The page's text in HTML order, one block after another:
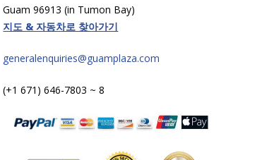
Guam 96913 (in Tumon Bay)
지도 & 자동차로 찾아가기
generalenquiries@guamplaza.com
(+1 671) 646-7803 ~ 8